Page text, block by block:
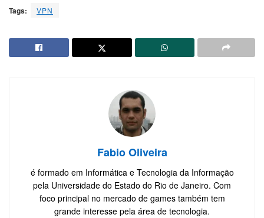
Tags: VPN
Fabio Oliveira
é formado em Informática e Tecnologia da Informação
pela Universidade do Estado do Rio de Janeiro. Com
foco principal no mercado de games também tem
grande interesse pela área de tecnologia.